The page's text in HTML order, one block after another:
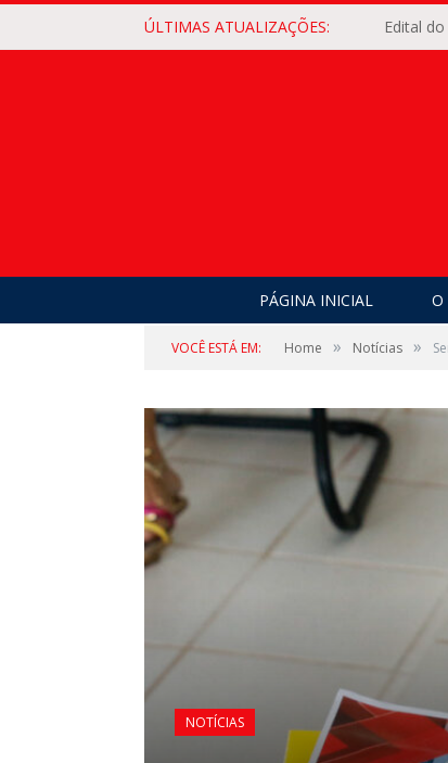
ÚLTIMAS ATUALIZAÇÕES: Edital
PÁGINA INICIAL O
VOCÊ ESTÁ EM: Home » Notícias »
NOTÍCIAS